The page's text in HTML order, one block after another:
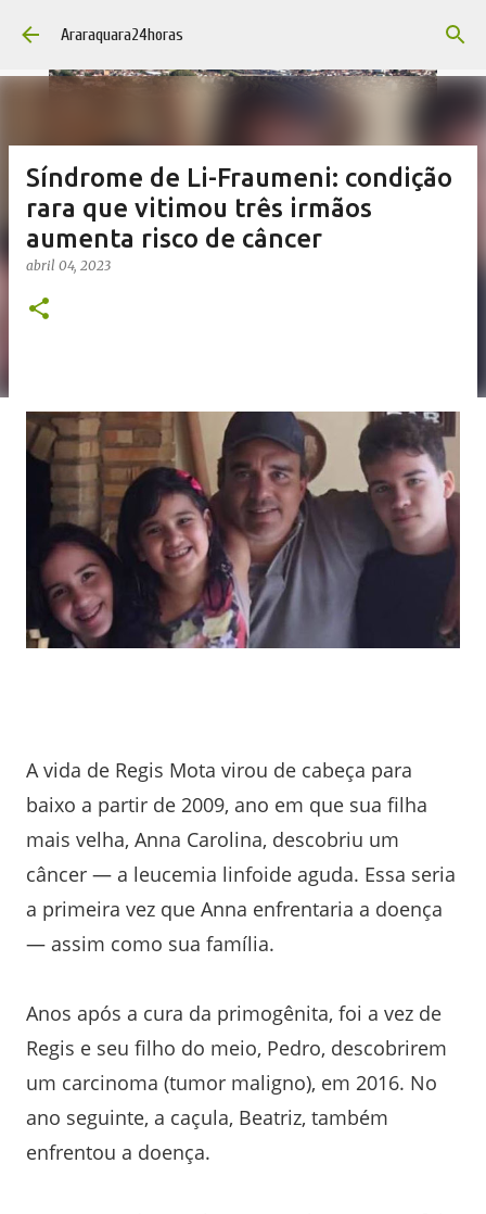
Pular para o conteúdo principal
Araraquara24horas
Síndrome de Li-Fraumeni: condição
rara que vitimou três irmãos
aumenta risco de câncer
abril 04, 2023
A vida de Regis Mota virou de cabeça para
baixo a partir de 2009, ano em que sua filha
mais velha, Anna Carolina, descobriu um
câncer — a leucemia linfoide aguda. Essa seria
a primeira vez que Anna enfrentaria a doença
— assim como sua família.
Anos após a cura da primogênita, foi a vez de
Regis e seu filho do meio, Pedro, descobrirem
um carcinoma (tumor maligno), em 2016. No
ano seguinte, a caçula, Beatriz, também
enfrentou a doença.